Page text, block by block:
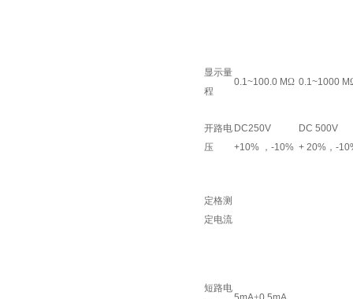
显示量
程
0.1~100.0 MΩ 0.1~1000 M
开路电
压
DC250V
+10% ， -10%
DC 500V
+ 20% ， -
定格测
定电流
短路电